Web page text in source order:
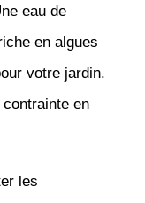
eau de
en algues
votre jardin.
en
les